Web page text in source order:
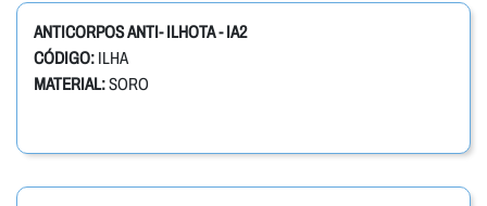
ANTICORPOS ANTI- ILHOTA - IA2
CÓDIGO: ILHA
MATERIAL:SORO